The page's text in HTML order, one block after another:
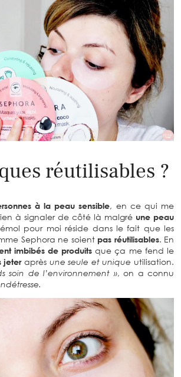
réutilisables ?
à la peau sensible, en ce qui me
à signaler de côté là malgré une peau
pour moi réside dans le fait que les
Sephora ne soient pas réutilisables. En
imbibés de produits que ça me fend le
jeteraprès une seule et unique utilisation.
soin de l’environnement », on a connu